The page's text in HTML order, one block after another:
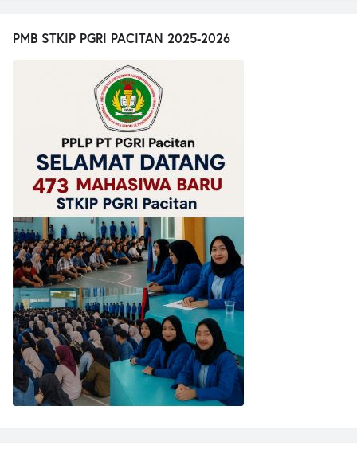
PMB STKIP PGRI PACITAN 2025-2026